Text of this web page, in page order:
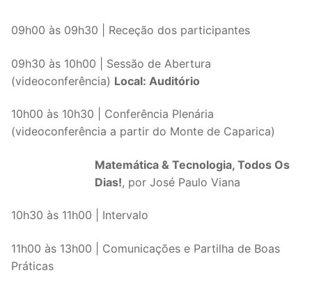
09h00 às 09h30 | Receção dos participantes
09h30 às 10h00 | Sessão de Abertura
(videoconferência) Local: Auditório
10h00 às 10h30 | Conferência Plenária
(videoconferência a partir do Monte de Caparica)
Matemática & Tecnologia, Todos Os
Dias!, por José Paulo Viana
10h30 às 11h00 | Intervalo
11h00 às 13h00 | Comunicações e Partilha de Boas
Práticas